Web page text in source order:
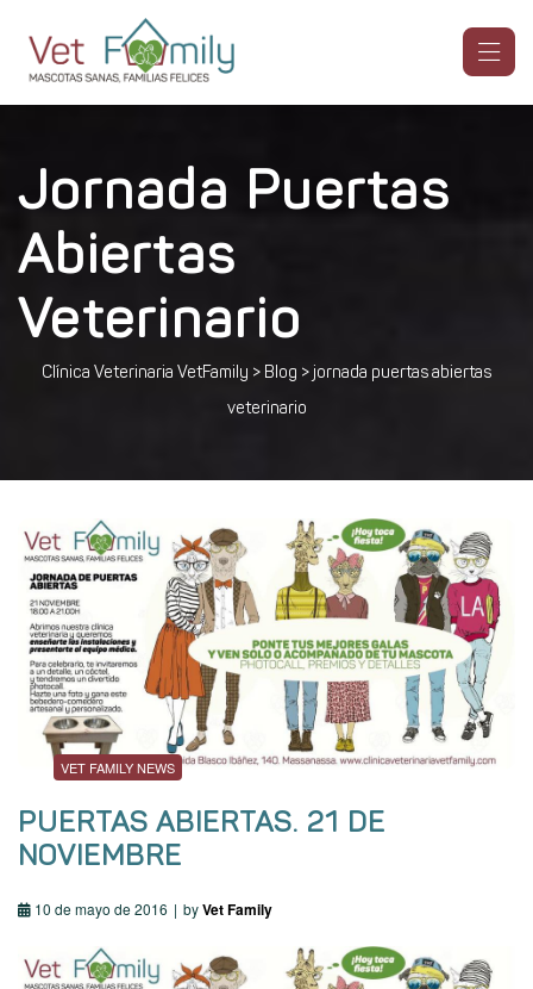
Jornada Puertas
Abiertas
Veterinario
Clínica Veterinaria VetFamily > Blog > jornada puertas abiertas
veterinario
VET FAMILY NEWS
PUERTAS ABIERTAS. 21 DE
NOVIEMBRE
10 de mayo de 2016 byVet Family